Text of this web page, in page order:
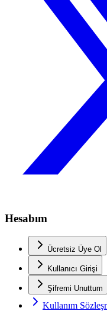
Hesabım
Ücretsiz Üye Ol
Kullanıcı Girişi
Şifremi Unuttum
Kullanım